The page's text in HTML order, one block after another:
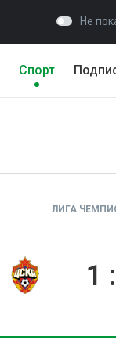
Не
Спорт
ЛИГА
1 :